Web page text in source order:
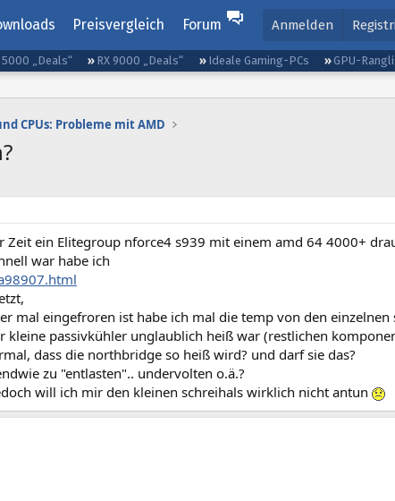
Preisvergleich Forum Anmelden
5000 „Deals“ RX 9000 „Deals“ Ideale Gaming-PCs GPU-
CPUs: Probleme mit AMD
Zeit ein Elitegroup nforce4 s939 mit einem amd 64 4000+
war habe ich
mal eingefroren ist habe ich mal die temp von den einzelnen
kleine passivkühler unglaublich heiß war (restlichen
dass die northbridge so heiß wird? und darf sie das?
zu "entlasten".. undervolten o.ä.?
will ich mir den kleinen schreihals wirklich nicht antun